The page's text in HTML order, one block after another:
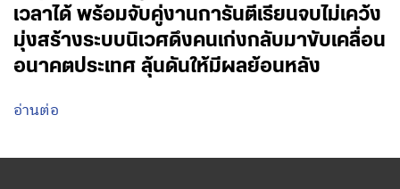
เวลาได้ พร้อมจับคู่งานการันตีเรียนจบไม่เคว้ง
มุ่งสร้างระบบนิเวศดึงคนเก่งกลับมาขับเคลื่อน
อนาคตประเทศ ลุ้นดันให้มีผลย้อนหลัง
อ่านต่อ